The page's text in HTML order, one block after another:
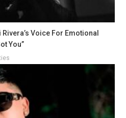
Voice For Emotional
You”